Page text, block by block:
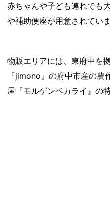
赤ちゃんや子ども連れでも
や補助便座が用意されていま
物販エリアには、東府中を
『jimono』の府中市産の農
屋『モルゲンベカライ』の